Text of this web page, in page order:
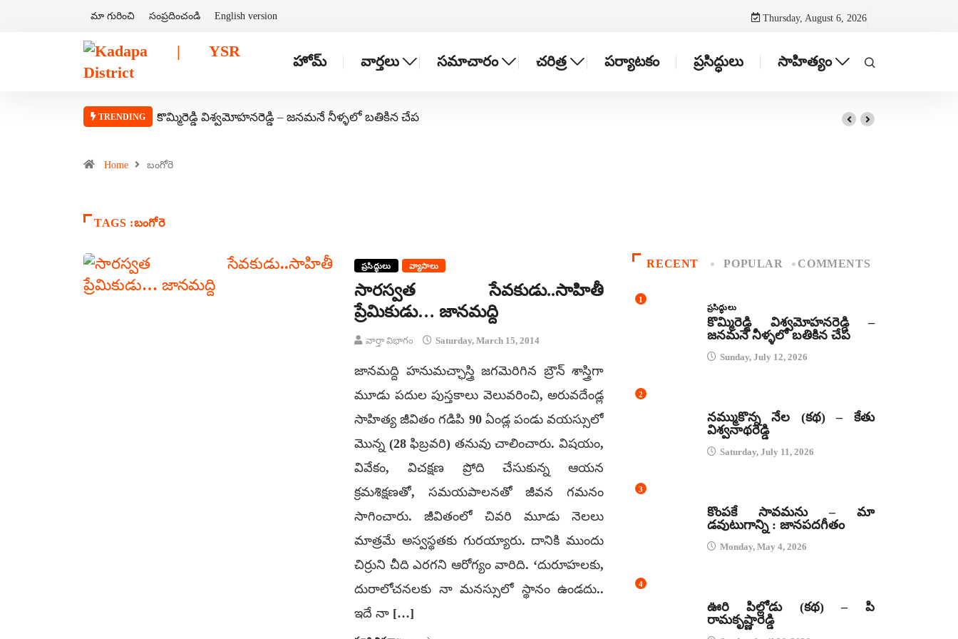
మా గురించి సంప్రదించండి English version Thursday, August 6, 2026
హోమ్ వార్తలు సమాచారం చరిత్ర పర్యాటకం ప్రసిద్ధులు సాహిత్యం
TRENDING కొమ్మిరెడ్డి విశ్వమోహనరెడ్డి – జనమనే నీళ్ళలో బతికిన చేప
Home బంగోరె
TAGS :బంగోరె
ప్రసిద్ధులు వ్యాసాలు
సారస్వత సేవకుడు..సాహితీ
ప్రేమికుడు… జానమద్ది
వార్తా విభాగం Saturday, March 15, 2014
జానమద్ది హనుమచ్ఛాస్త్రి జగమెరిగిన బ్రౌన్‌ శాస్త్రిగా
మూడు పదుల పుస్తకాలు వెలువరించి, అరువదేండ్ల
సాహిత్య జీవితం గడిపి 90 ఏండ్ల పండు వయస్సులో
మొన్న (28 ఫిబ్రవరి) తనువు చాలించారు. విషయం,
వివేకం, విచక్షణ ప్రోది చేసుకున్న ఆయన
క్రమశిక్షణతో, సమయపాలనతో జీవన గమనం
సాగించారు. జీవితంలో చివరి మూడు నెలలు
మాత్రమే అస్వస్థతకు గురయ్యారు. దానికి ముందు
చిర్రుని చీది ఎరగని ఆరోగ్యం వారిది. ‘దురూహలకు,
దురాలోచనలకు నా మనస్సులో స్థానం ఉండదు..
ఇదే నా […]
RECENT POPULAR COMMENTS
1
ప్రసిద్ధులు
కొమ్మిరెడ్డి విశ్వమోహనరెడ్డి –
జనమనే నీళ్ళలో బతికిన చేప
Sunday, July 12, 2026
2
నమ్ముకొన్న నేల (కథ) – కేతు
విశ్వనాథరెడ్డి
Saturday, July 11, 2026
3
కొంపకే సావమను – మా
డవుటుగాన్ని : జానపదగీతం
Monday, May 4, 2026
4
ఊరి పిల్లోడు (కథ) – పి
రామకృష్ణారెడ్డి